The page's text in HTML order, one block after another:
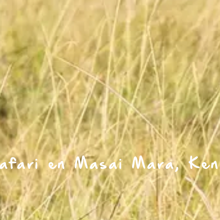
en Masai Mara,